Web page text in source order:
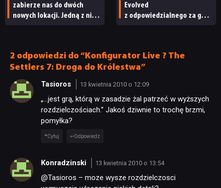
zabierze nas do dwóch
nowych lokacji. Jedną z nich
Evolved
z odpowiedzialnego za grę
2 odpowiedzi do “Konfigurator Live ? The
Settlers 7: Droga do Królestwa”
Tasioros 13 kwietnia 2010 o 12:09
„…jest grą, którą w zasadzie żal patrzeć w wyższych
rozdzielczościach.” Jakoś dziwnie to trochę brzmi,
pomyłka?
Cytuj Odpowiedz
Konradzinski 13 kwietnia 2010 o 13:54
@Tasioros – moze wysze rozdzielczosci